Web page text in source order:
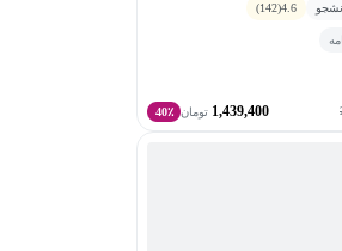
4.6
(142)
1,439,400 تومان 40٪